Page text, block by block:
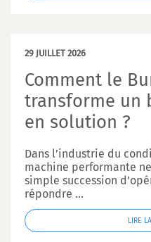
29 JUILLET 2026
Comment le
transforme un
en solution ?
Dans l’industrie du
machine performante
simple succession
répondre ...
LIRE